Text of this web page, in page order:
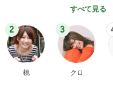
すべて見る
2
桃
3
クロ